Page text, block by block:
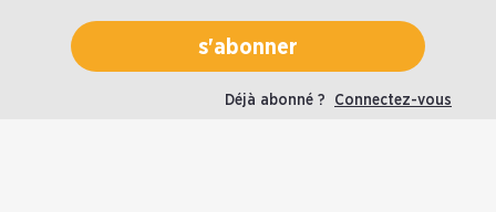
s'abonner
Déjà abonné ? Connectez-vous